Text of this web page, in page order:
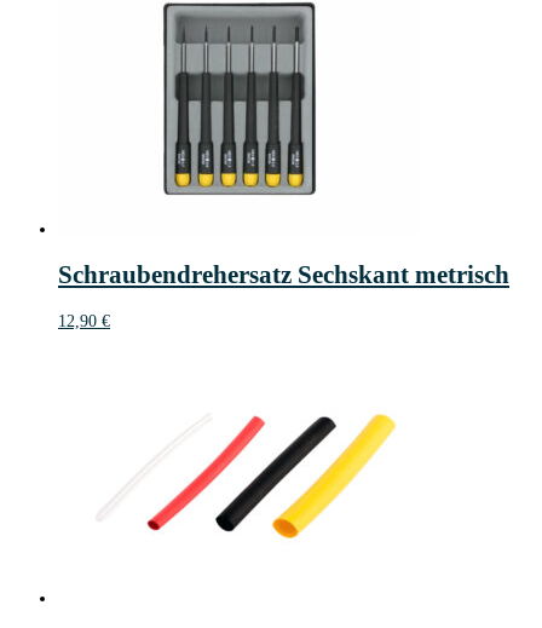
Schraubendrehersatz Sechskant metrisch
12,90 €